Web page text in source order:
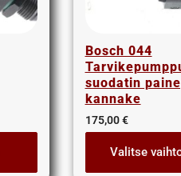
Bosch 044
suodatin
kannake
175,00€
Valitse